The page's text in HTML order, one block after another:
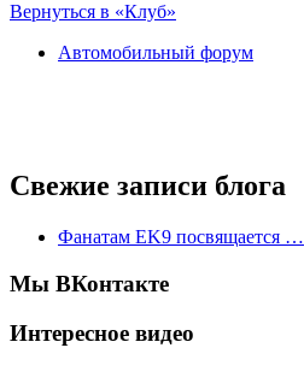
Вернуться в «Клуб»
Автомобильный форум
Свежие записи блога
Фанатам EK9 посвящается …
Мы ВКонтакте
Интересное видео